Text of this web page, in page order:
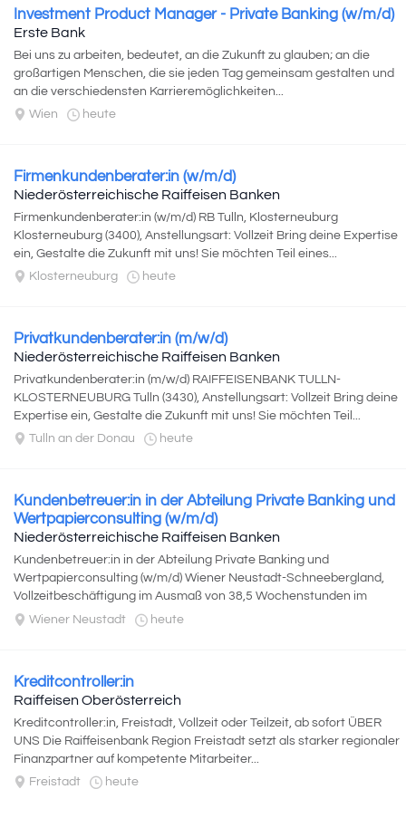
Investment Product Manager - Private Banking (w/m/d)
Erste Bank
Bei uns zu arbeiten, bedeutet, an die Zukunft zu glauben; an die
großartigen Menschen, die sie jeden Tag gemeinsam gestalten und
an die verschiedensten Karrieremöglichkeiten...
Wien
heute
Firmenkundenberater:in (w/m/d)
Niederösterreichische Raiffeisen Banken
Firmenkundenberater:in (w/m/d) RB Tulln, Klosterneuburg
Klosterneuburg (3400), Anstellungsart: Vollzeit Bring deine Expertise
ein, Gestalte die Zukunft mit uns! Sie möchten Teil eines...
Klosterneuburg
heute
Privatkundenberater:in (m/w/d)
Niederösterreichische Raiffeisen Banken
Privatkundenberater:in (m/w/d) RAIFFEISENBANK TULLN-
KLOSTERNEUBURG Tulln (3430), Anstellungsart: Vollzeit Bring deine
Expertise ein, Gestalte die Zukunft mit uns! Sie möchten Teil...
Tulln an der Donau
heute
Kundenbetreuer:in in der Abteilung Private Banking und
Wertpapierconsulting (w/m/d)
Niederösterreichische Raiffeisen Banken
Kundenbetreuer:in in der Abteilung Private Banking und
Wertpapierconsulting (w/m/d) Wiener Neustadt-Schneebergland,
Vollzeitbeschäftigung im Ausmaß von 38,5 Wochenstunden im
Genossenschaftsgebiet...
Wiener Neustadt heute
Kreditcontroller:in
Raiffeisen Oberösterreich
Kreditcontroller:in, Freistadt, Vollzeit oder Teilzeit, ab sofort ÜBER
UNS Die Raiffeisenbank Region Freistadt setzt als starker regionaler
Finanzpartner auf kompetente Mitarbeiter...
Freistadt
heute